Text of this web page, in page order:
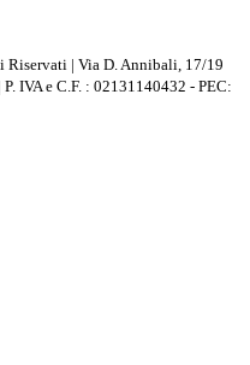
| Via D. Annibali, 17/19
IVA e C.F. : 02131140432 - PEC: